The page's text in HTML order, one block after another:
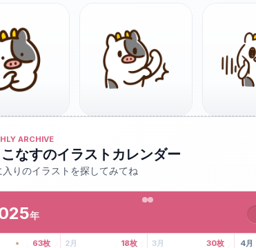
ARCHIVE
なすのイラストカレンダー
入りのイラストを探してみてね
年
2枚 2月 3月 4月
41枚 13枚 6枚
63枚 18枚 30枚